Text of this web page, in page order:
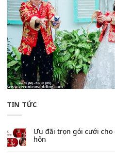
TIN TỨC
Ưu đãi trọn gói cưới
hôn